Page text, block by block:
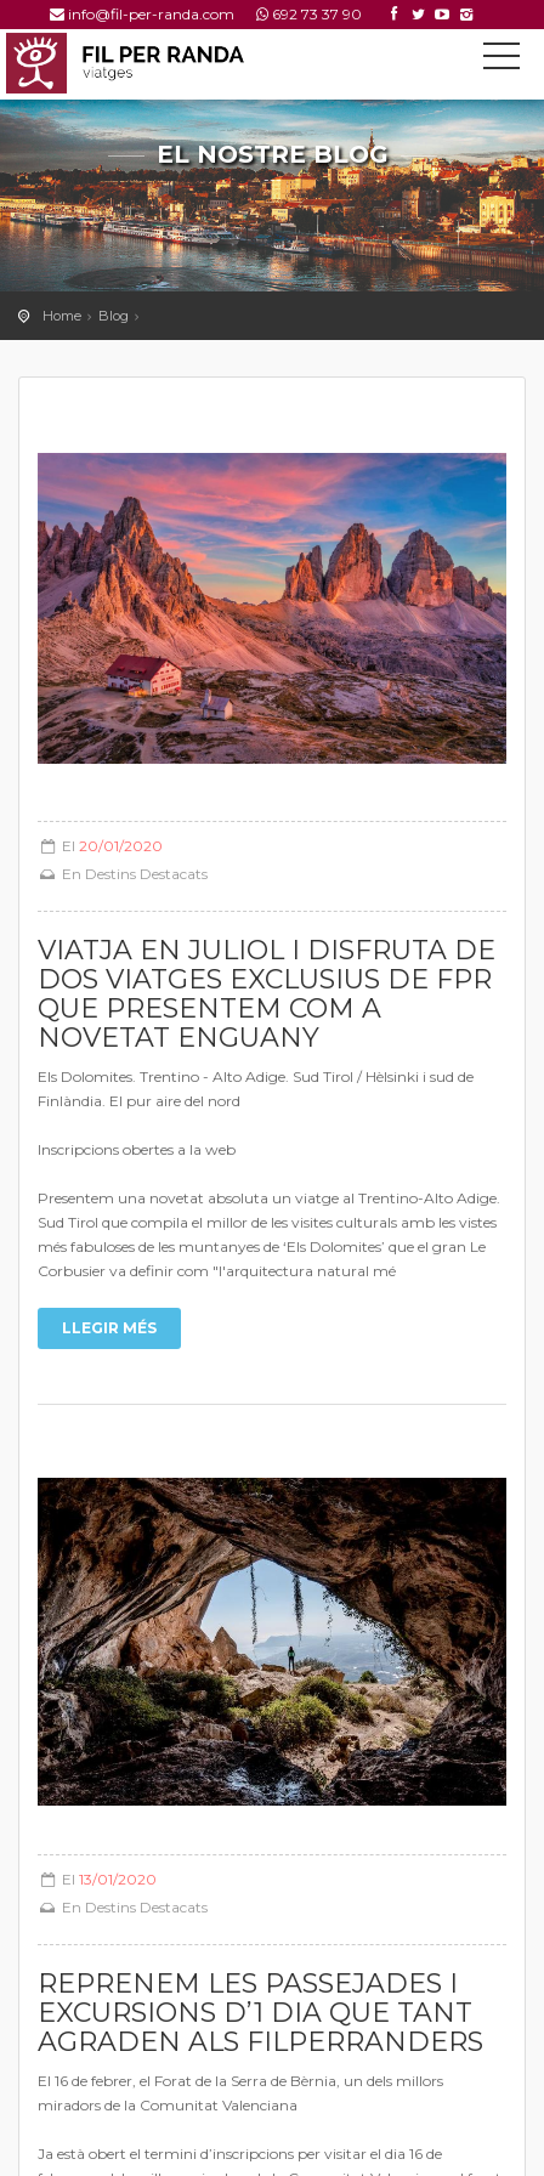
info@fil-per-randa.com 692 73 37 90
EL NOSTRE BLOG
---
Home Blog
El 20/01/2020
En Destins Destacats
VIATJA EN JULIOL I DISFRUTA DE
DOS VIATGES EXCLUSIUS DE FPR
QUE PRESENTEM COM A
NOVETAT ENGUANY
Els Dolomites. Trentino - Alto Adige. Sud Tirol / Hèlsinki i sud de
Finlàndia. El pur aire del nord
Inscripcions obertes a la web
Presentem una novetat absoluta un viatge al Trentino-Alto Adige.
Sud Tirol que compila el millor de les visites culturals amb les vistes
més fabuloses de les muntanyes de ‘Els Dolomites’ que el gran Le
Corbusier va definir com "l'arquitectura natural mé
LLEGIR MÉS
El 13/01/2020
En Destins Destacats
REPRENEM LES PASSEJADES I
EXCURSIONS D’1 DIA QUE TANT
AGRADEN ALS FILPERRANDERS
El 16 de febrer, el Forat de la Serra de Bèrnia, un dels millors
miradors de la Comunitat Valenciana
Ja està obert el termini d’inscripcions per visitar el dia 16 de